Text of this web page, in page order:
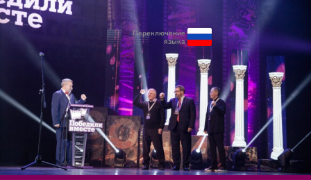
Переключение
языка